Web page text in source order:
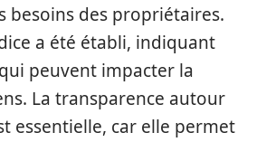
besoins des propriétaires.
a été établi, indiquant
peuvent impacter la
La transparence autour
essentielle, car elle permet